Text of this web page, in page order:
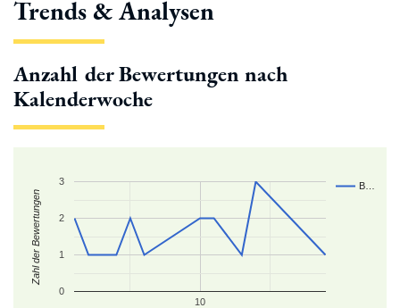
Trends & Analysen
Anzahl der Bewertungen nach
Kalenderwoche
B…
10
0
1
2
3
Zahl der Bewertungen